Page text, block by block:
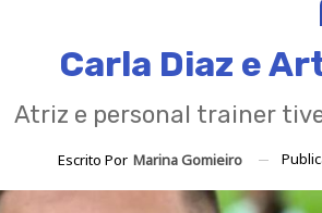
Carla Diaz e
Atriz e personal trainer
Escrito Por Marina Gomieiro